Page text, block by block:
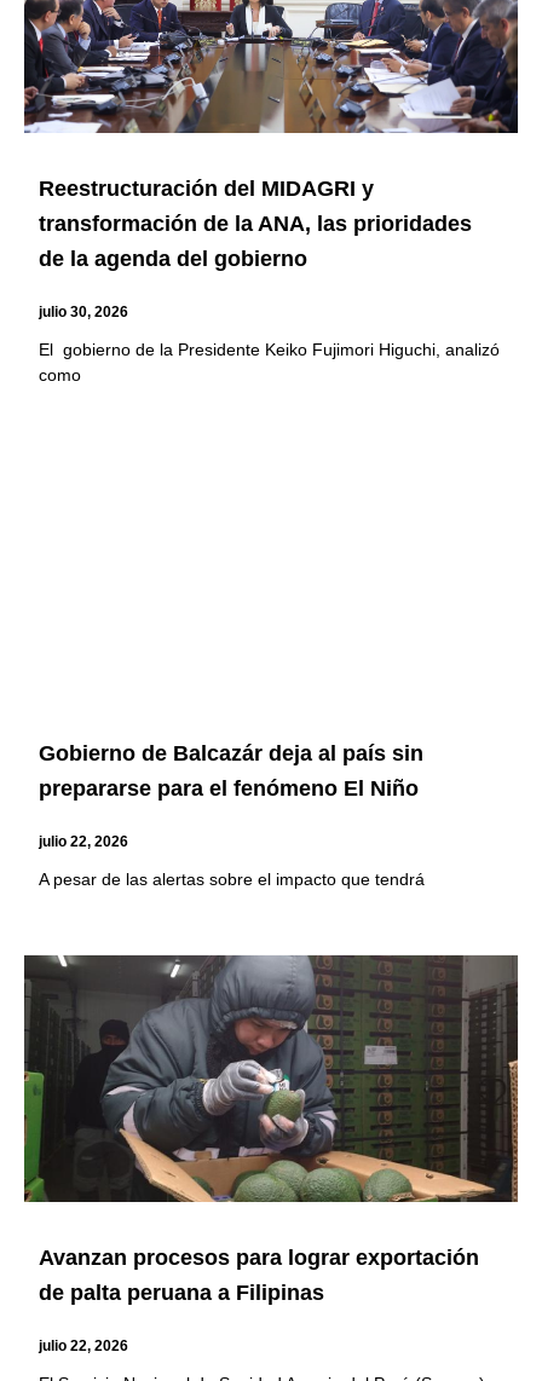
Reestructuración del MIDAGRI y
transformación de la ANA, las prioridades
de la agenda del gobierno
julio 30, 2026
El gobierno de la Presidente Keiko Fujimori Higuchi, analizó
como
Gobierno de Balcazár deja al país sin
prepararse para el fenómeno El Niño
julio 22, 2026
A pesar de las alertas sobre el impacto que tendrá
Avanzan procesos para lograr exportación
de palta peruana a Filipinas
julio 22, 2026